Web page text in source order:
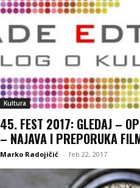
Kultura
45. FEST 2017: GLEDAJ –
– NAJAVA I PREPORUKA
Marko Radojičić - feb 22, 2017